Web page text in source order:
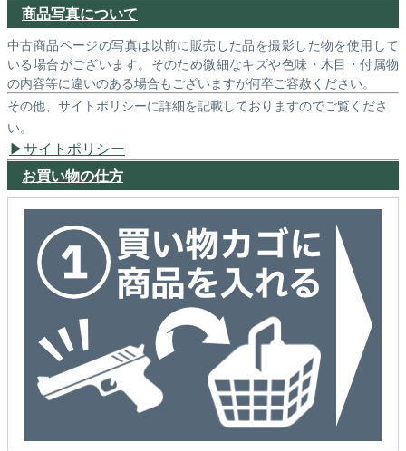
商品写真について
中古商品ページの写真は以前に販売した品を撮影した物を使用して
いる場合がございます。そのため微細なキズや色味・木目・付属物
の内容等に違いのある場合もございますが何卒ご容赦ください。
その他、サイトポリシーに詳細を記載しておりますのでご覧くださ
い。
サイトポリシー
お買い物の仕方